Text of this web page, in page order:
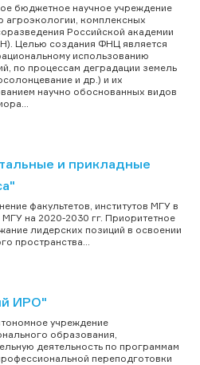
бюджетное научное учреждение
агроэкологии, комплексных
Российской академии
Целью создания ФНЦ является
использованию
по процессам деградации земель
и др.) и их
научно обоснованных видов
и прикладные
факультетов, институтов МГУ в
на 2020-2030 гг. Приоритетное
лидерских позиций в освоении
пространства...
ИРО"
учреждение
образования,
деятельность по программам
переподготовки